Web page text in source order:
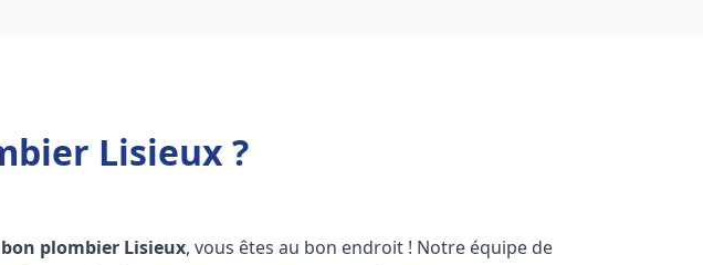
Lisieux ?
bon plombier Lisieux, vous êtes au bon endroit ! Notre équipe de